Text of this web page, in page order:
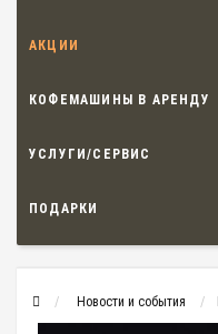
АКЦИИ
КОФЕМАШИНЫ В АРЕНДУ
УСЛУГИ/СЕРВИС
ПОДАРКИ
Новости и события